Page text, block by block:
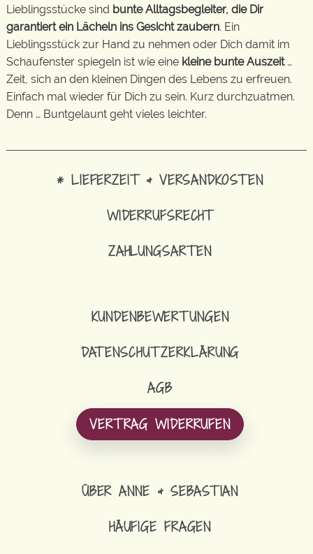
Lieblingsstücke sind bunte Alltagsbegleiter, die Dir
garantiert ein Lächeln ins Gesicht zaubern. Ein
Lieblingsstück zur Hand zu nehmen oder Dich damit im
Schaufenster spiegeln ist wie eine kleine bunte Auszeit…
Zeit, sich an den kleinen Dingen des Lebens zu erfreuen.
Einfach mal wieder für Dich zu sein. Kurz durchzuatmen.
Denn … Buntgelaunt geht vieles leichter.
* LIEFERZEIT & VERSANDKOSTEN
WIDERRUFSRECHT
ZAHLUNGSARTEN
KUNDENBEWERTUNGEN
DATENSCHUTZERKLÄRUNG
AGB
VERTRAG WIDERRUFEN
ÜBER ANNE & SEBASTIAN
HÄUFIGE FRAGEN